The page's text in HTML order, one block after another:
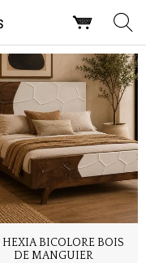
BICOLORE BOIS
DE MANGUIER